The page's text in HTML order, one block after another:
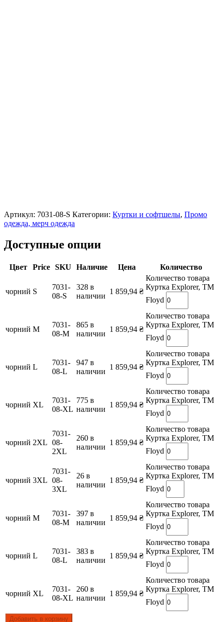
Артикул: 7031-08-S Категории: Куртки и софтшелы, Промо
одежда, мерч одежда
Доступные опции
Цвет Price SKU Наличие Цена Количество
чорний S
7031-
08-S
328 в
наличии
1 859,94 ₴
Количество товара
Куртка Explorer, TM
Floyd
чорний M
7031-
08-M
865 в
наличии
1 859,94 ₴
Количество товара
Куртка Explorer, TM
Floyd
чорний L
7031-
08-L
947 в
наличии
1 859,94 ₴
Количество товара
Куртка Explorer, TM
Floyd
чорний XL
7031-
08-XL
775 в
наличии
1 859,94 ₴
Количество товара
Куртка Explorer, TM
Floyd
чорний 2XL
7031-
08-
2XL
260 в
наличии
1 859,94 ₴
Количество товара
Куртка Explorer, TM
Floyd
чорний 3XL
7031-
08-
3XL
26 в
наличии
1 859,94 ₴
Количество товара
Куртка Explorer, TM
Floyd
чорний M
7031-
08-M
397 в
наличии
1 859,94 ₴
Количество товара
Куртка Explorer, TM
Floyd
чорний L
7031-
08-L
383 в
наличии
1 859,94 ₴
Количество товара
Куртка Explorer, TM
Floyd
чорний XL
7031-
08-XL
260 в
наличии
1 859,94 ₴
Количество товара
Куртка Explorer, TM
Floyd
Добавить в корзину